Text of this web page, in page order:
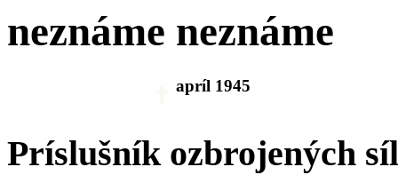
neznáme neznáme
apríl 1945
Príslušník ozbrojených síl